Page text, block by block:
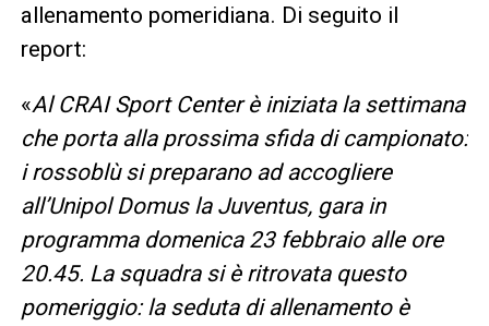
allenamento pomeridiana. Di seguito il
report:
«Al CRAI Sport Center è iniziata la settimana
che porta alla prossima sfida di campionato:
i rossoblù si preparano ad accogliere
all’Unipol Domus la Juventus, gara in
programma domenica 23 febbraio alle ore
20.45. La squadra si è ritrovata questo
pomeriggio: la seduta di allenamento è